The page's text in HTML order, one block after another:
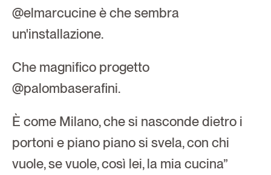
@elmarcucine è che sembra
un'installazione.
Che magnifico progetto
@palombaserafini.
È come Milano, che si nasconde dietro i
portoni e piano piano si svela, con chi
vuole, se vuole, così lei, la mia cucina”